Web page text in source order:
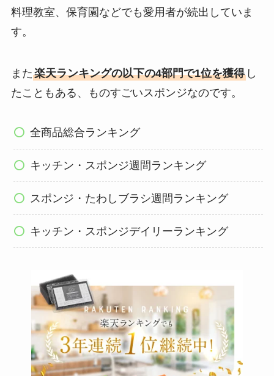
料理教室、保育園などでも愛用者が続出していま
す。
また楽天ランキングの以下の4部門で1位を獲得し
たこともある、ものすごいスポンジなのです。
全商品総合ランキング
キッチン・スポンジ週間ランキング
スポンジ・たわしブラシ週間ランキング
キッチン・スポンジデイリーランキング